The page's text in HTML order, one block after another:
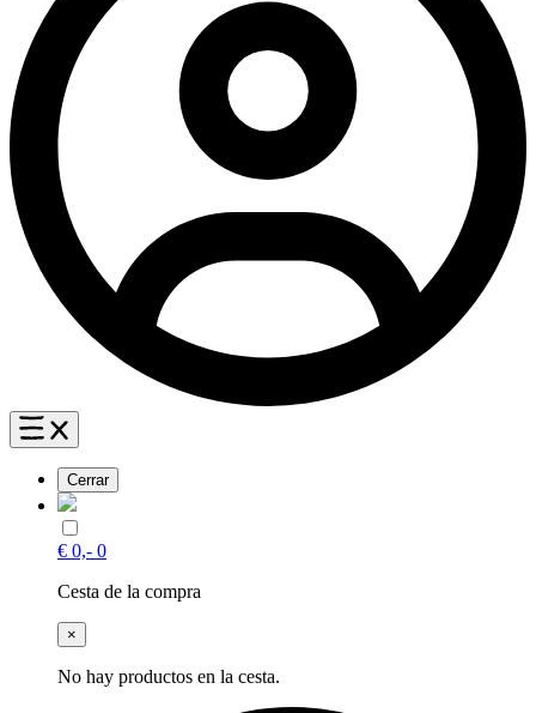
Cerrar
€ 0,- 0
Cesta de la compra
×
No hay productos en la cesta.